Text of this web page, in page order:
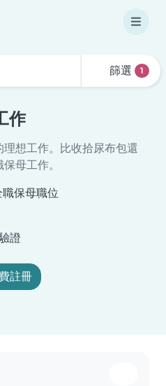
篩選 1
作
想工作。比收拾尿布包還
母工作。
保母職位
證
註冊